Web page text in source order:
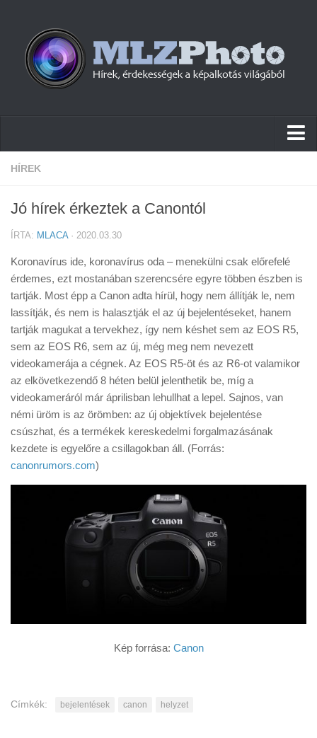
Hírek
Cikkek
Firmware
Tudástár
Tanácsok
Érdekességek
Helyszíni Riport
E-BB
HÍREK
Jó hírek érkeztek a Canontól
ÍRTA: MLACA· 2020.03.30
Koronavírus ide, koronavírus oda – menekülni csak előrefelé
érdemes, ezt mostanában szerencsére egyre többen észben is
tartják. Most épp a Canon adta hírül, hogy nem állítják le, nem
lassítják, és nem is halasztják el az új bejelentéseket, hanem
tartják magukat a tervekhez, így nem késhet sem az EOS R5,
sem az EOS R6, sem az új, még meg nem nevezett
videokamerája a cégnek. Az EOS R5-öt és az R6-ot valamikor
az elkövetkezendő 8 héten belül jelenthetik be, míg a
videokameráról már áprilisban lehullhat a lepel. Sajnos, van
némi üröm is az örömben: az új objektívek bejelentése
csúszhat, és a termékek kereskedelmi forgalmazásának
kezdete is egyelőre a csillagokban áll. (Forrás:
canonrumors.com)
Kép forrása: Canon
Címkék: bejelentések canon helyzet